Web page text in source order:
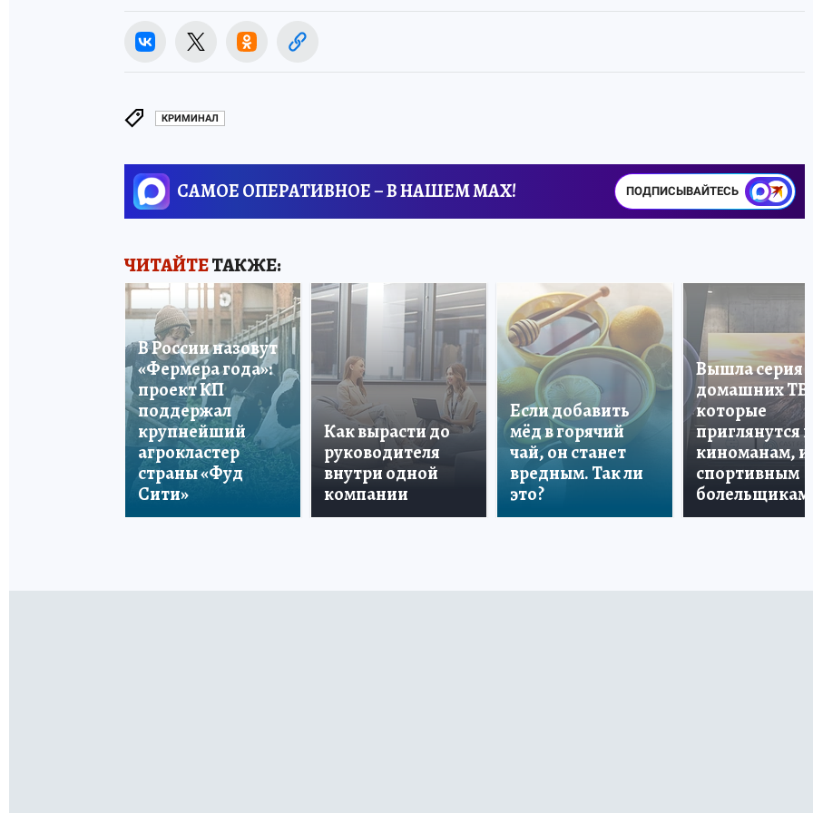
КРИМИНАЛ
САМОЕ ОПЕРАТИВНОЕ – В НАШЕМ MAX! ПОДПИСЫВАЙТЕСЬ
ЧИТАЙТЕТАКЖЕ:
В России назовут
«Фермера года»:
проект КП
поддержал
крупнейший
агрокластер
страны «Фуд
Сити»
Как вырасти до
руководителя
внутри одной
компании
Если добавить
мёд в горячий
чай, он станет
вредным. Так ли
это?
Вышла серия
домашних ТВ,
которые
приглянутся и
киноманам, и
спортивным
болельщикам